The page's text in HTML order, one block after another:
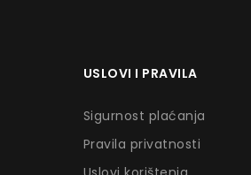
USLOVI I PRAVILA
Sigurnost plaćanja
Pravila privatnosti